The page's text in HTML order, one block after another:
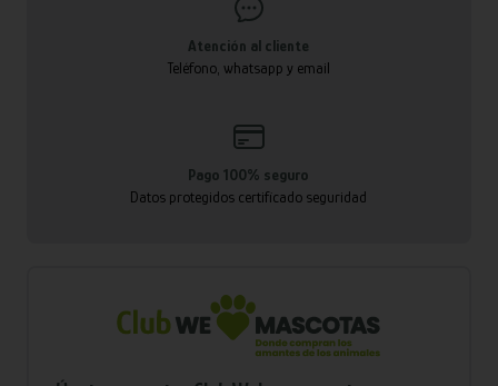
Atención al cliente
Teléfono, whatsapp y email
Pago 100% seguro
Datos protegidos certificado seguridad